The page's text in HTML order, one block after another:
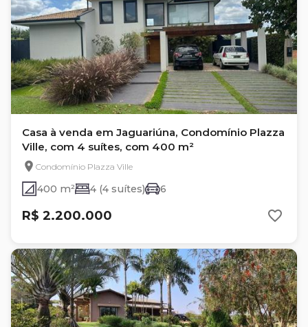
Casa à venda em Jaguariúna, Condomínio Plazza
Ville, com 4 suítes, com 400 m²
Condomínio Plazza Ville
400 m² 4 (4 suítes) 6
R$ 2.200.000